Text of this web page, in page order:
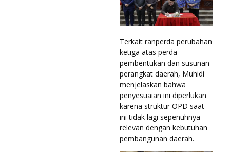
Terkait ranperda perubahan
ketiga atas perda
pembentukan dan susunan
perangkat daerah, Muhidi
menjelaskan bahwa
penyesuaian ini diperlukan
karena struktur OPD saat
ini tidak lagi sepenuhnya
relevan dengan kebutuhan
pembangunan daerah.